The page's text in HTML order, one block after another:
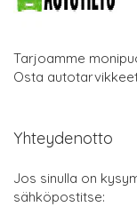
Tarjoamme
Osta
Yhteydenotto
Jos sinulla on
sähköpostitse: